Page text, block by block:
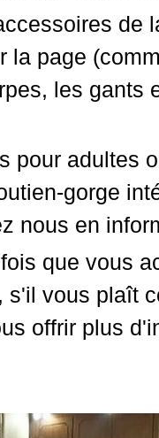
de
la page
les gants
pour adultes
gorge
nous en
que vous
s'il vous plaît
offrir plus